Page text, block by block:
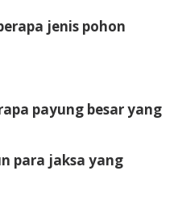
jenis pohon
payung besar yang
para jaksa yang